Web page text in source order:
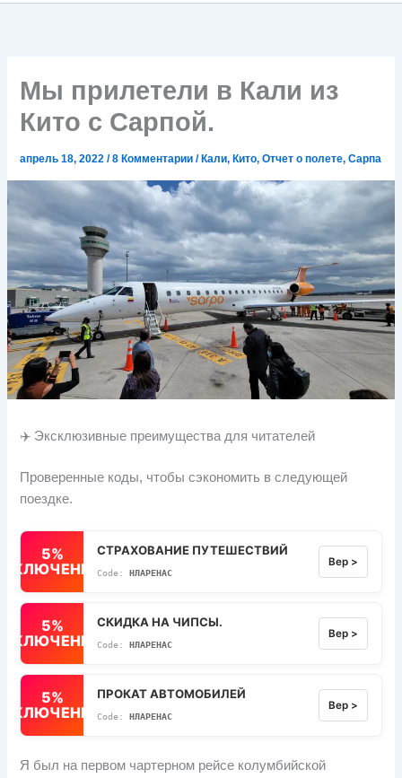
Мы прилетели в Кали из
Кито с Сарпой.
апрель 18, 2022/8 Комментарии / Кали, Кито,Отчет о полете,Сарпа
✈️ Эксклюзивные преимущества для читателей
Проверенные коды, чтобы сэкономить в следующей
поездке.
5%
СТРАХОВАНИЕ ПУТЕШЕСТВИЙ
НЛАРЕНАС
Вер >
5%
СКИДКА НА ЧИПСЫ.
НЛАРЕНАС
Вер >
5%
ПРОКАТ АВТОМОБИЛЕЙ
НЛАРЕНАС
Вер >
Я был на первом чартерном рейсе колумбийской